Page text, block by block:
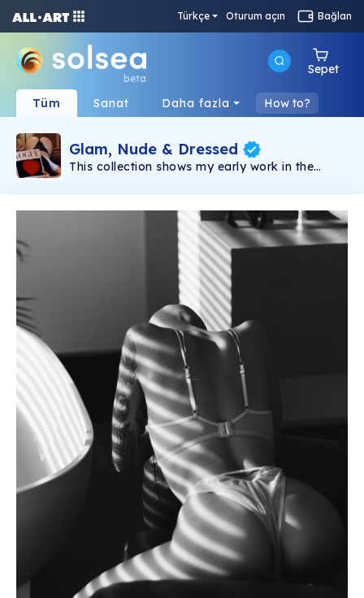
Türkçe Oturum açın Bağlan
beta
Sepet
Tüm Sanat Daha fazla How to?
Glam, Nude & Dressed
This collection shows my early work in the